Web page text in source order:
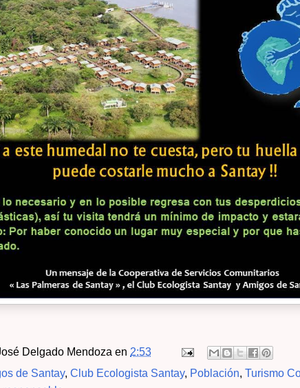
Delgado Mendoza en 2:53
de Santay, Club Ecologista Santay, Población, Turismo